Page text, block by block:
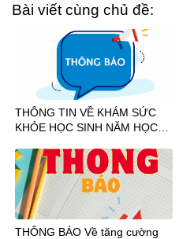
Bài viết cùng chủ đề:
THÔNG TIN VỀ KHÁM SỨC
KHỎE HỌC SINH NĂM HỌC
THÔNG BÁO Về tăng cường